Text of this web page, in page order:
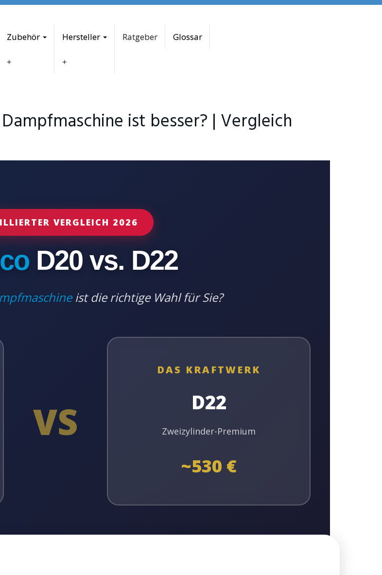
Zubehör Hersteller Ratgeber Glossar
ist besser? | Vergleich
VERGLEICH 2026
D20 vs. D22
ist die richtige Wahl für Sie?
VS
DAS KRAFTWERK
D22
Zweizylinder-Premium
~530 €